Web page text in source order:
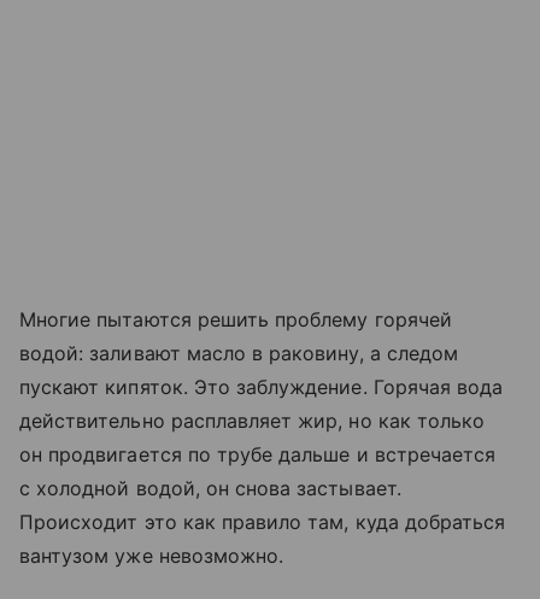
Многие пытаются решить проблему горячей
водой: заливают масло в раковину, а следом
пускают кипяток. Это заблуждение. Горячая вода
действительно расплавляет жир, но как только
он продвигается по трубе дальше и встречается
с холодной водой, он снова застывает.
Происходит это как правило там, куда добраться
вантузом уже невозможно.